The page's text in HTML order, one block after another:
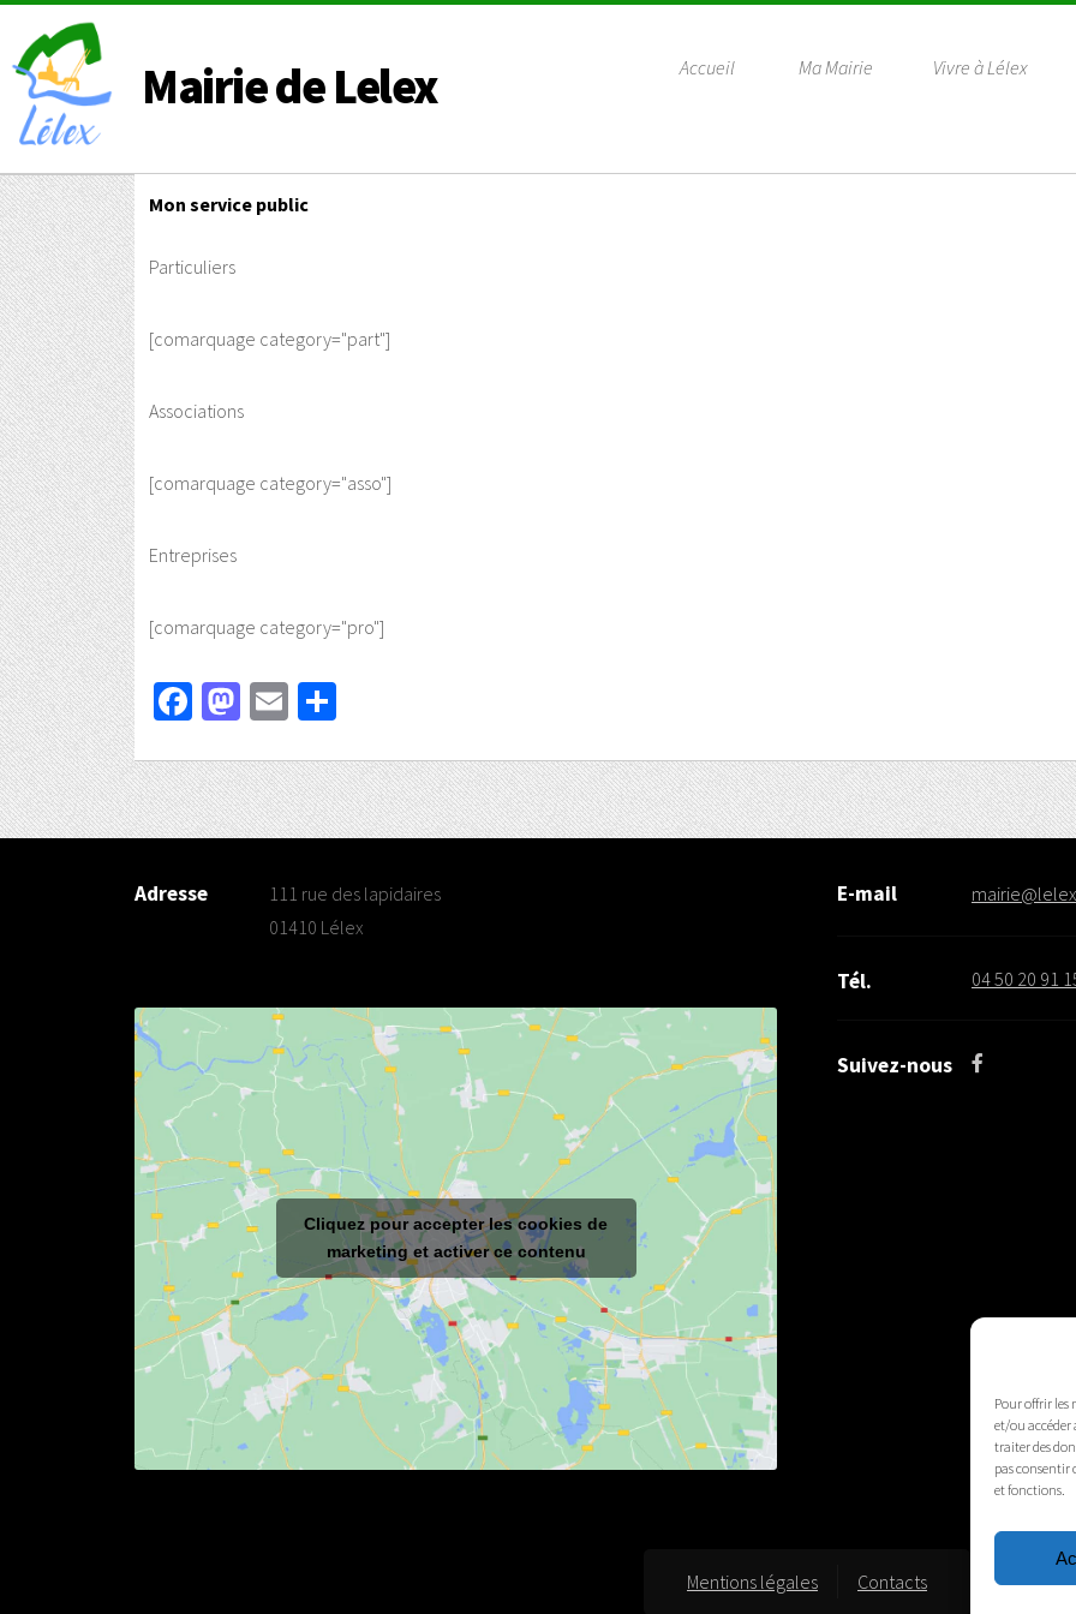
Pour offrir les
et/ou accéder
traiter des
pas consentir
et fonctions.
Mairie de Lelex Accueil Ma Mairie Vivre à Lélex
Mon service public
Particuliers
[comarquage category="part"]
Associations
[comarquage category="asso"]
Entreprises
[comarquage category="pro"]
Facebook
Mastodon
Email
Adresse
111 rue des lapidaires
01410 Lélex
Cliquez pour accepter les cookies de
marketing et activer ce contenu
E-mail
Tél. 04 50 20 91
Suivez-nous
Mentions légales Contacts